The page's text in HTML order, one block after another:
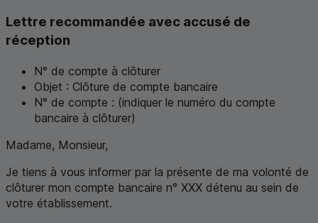
Lettre recommandée avec accusé de
réception
N° de compte à clôturer
Objet : Clôture de compte bancaire
N° de compte : (indiquer le numéro du compte
bancaire à clôturer)
Madame, Monsieur,
Je tiens à vous informer par la présente de ma volonté de
clôturer mon compte bancaire n° XXX détenu au sein de
votre établissement.